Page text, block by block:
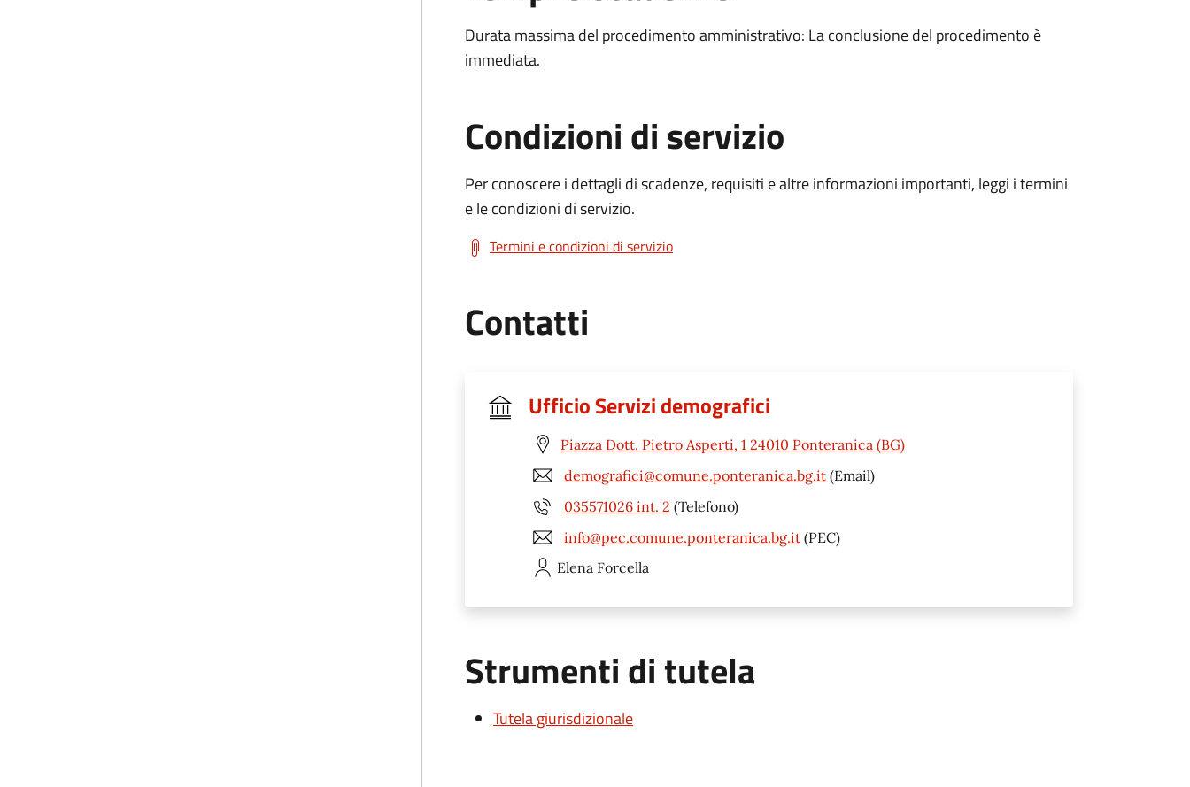
Durata massima del procedimento amministrativo: La conclusione del procedimento è
immediata.
Condizioni di servizio
Per conoscere i dettagli di scadenze, requisiti e altre informazioni importanti, leggi i termini
e le condizioni di servizio.
Termini e condizioni di servizio
Contatti
Ufficio Servizi demografici
Piazza Dott. Pietro Asperti, 1 24010 Ponteranica (BG)
demografici@comune.ponteranica.bg.it (Email)
035571026 int. 2 (Telefono)
info@pec.comune.ponteranica.bg.it (PEC)
Elena Forcella
Strumenti di tutela
Tutela giurisdizionale